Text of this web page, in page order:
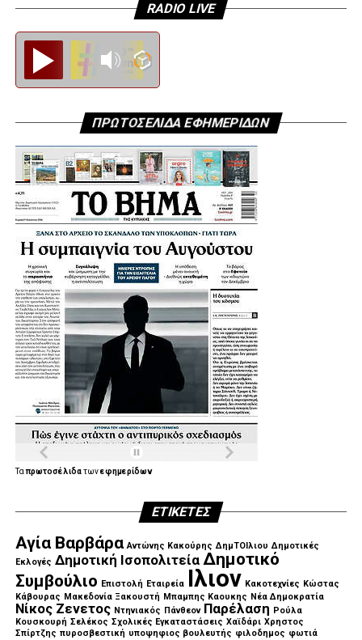
RADIO LIVE
ΠΡΩΤΟΣΕΛΙΔΑ ΕΦΗΜΕΡΙΔΩΝ
Ταπρωτοσέλιδατωνεφημερίδων
ΕΤΙΚΈΤΕΣ
Αγία Βαρβάρα Αντώνης Κακούρης ΔημΤΟΙλιου Δημοτικές
Εκλογές Δημοτική Ισοπολιτεία Δημοτικό
Συμβούλιο Επιστολή Εταιρεία Ιλιον Κακοτεχνίες Κώστας
Κάβουρας Μακεδονία Ξακουστή Μπαμπης Καουκης Νέα Δημοκρατία
Νίκος Ζενετος Ντηνιακός Πάνθεον Παρέλαση Ρούλα
Κουσκουρή Σελέκος Σχολικές Εγκαταστάσεις Χαϊδάρι Χρηστος
Σπίρτζης πυροσβεστική υποψηφιος βουλευτής φιλοδημος φωτιά